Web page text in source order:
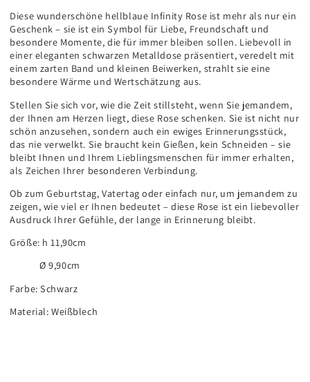
Diese wunderschöne hellblaue Infinity Rose ist mehr als nur ein
Geschenk – sie ist ein Symbol für Liebe, Freundschaft und
besondere Momente, die für immer bleiben sollen. Liebevoll in
einer eleganten schwarzen Metalldose präsentiert, veredelt mit
einem zarten Band und kleinen Beiwerken, strahlt sie eine
besondere Wärme und Wertschätzung aus.
Stellen Sie sich vor, wie die Zeit stillsteht, wenn Sie jemandem,
der Ihnen am Herzen liegt, diese Rose schenken. Sie ist nicht nur
schön anzusehen, sondern auch ein ewiges Erinnerungsstück,
das nie verwelkt. Sie braucht kein Gießen, kein Schneiden – sie
bleibt Ihnen und Ihrem Lieblingsmenschen für immer erhalten,
als Zeichen Ihrer besonderen Verbindung.
Ob zum Geburtstag, Vatertag oder einfach nur, um jemandem zu
zeigen, wie viel er Ihnen bedeutet – diese Rose ist ein liebevoller
Ausdruck Ihrer Gefühle, der lange in Erinnerung bleibt.
Größe: h 11,90cm
Ø 9,90cm
Farbe: Schwarz
Material: Weißblech